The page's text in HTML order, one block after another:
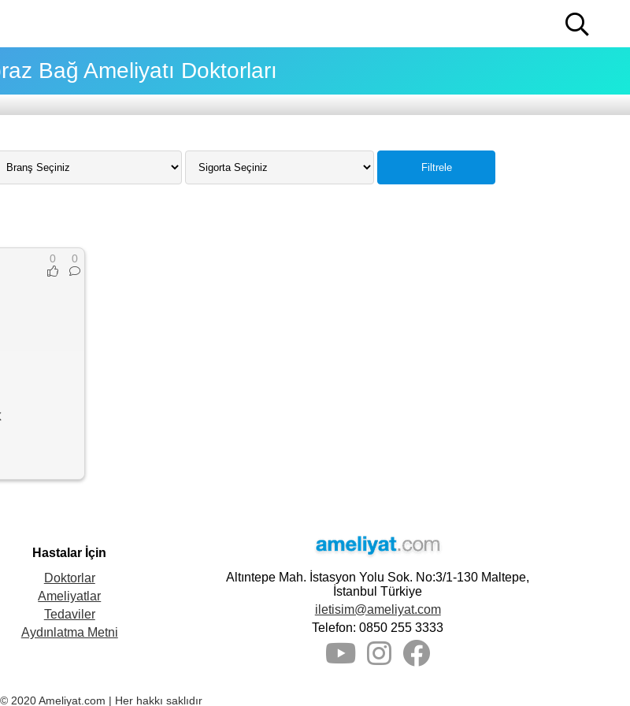
Bağ Ameliyatı Doktorları
Filtrele
0 0
Hastalar İçin
Doktorlar
Ameliyatlar
Tedaviler
Aydınlatma Metni
Altıntepe Mah. İstasyon Yolu Sok. No:3/1-130 Maltepe,
İstanbul Türkiye
iletisim@ameliyat.com
Telefon: 0850 255 3333
© 2020 Ameliyat.com | Her hakkı saklıdır